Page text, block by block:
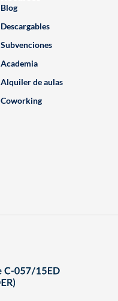
Blog
Descargables
Subvenciones
Academia
Alquiler de aulas
Coworking